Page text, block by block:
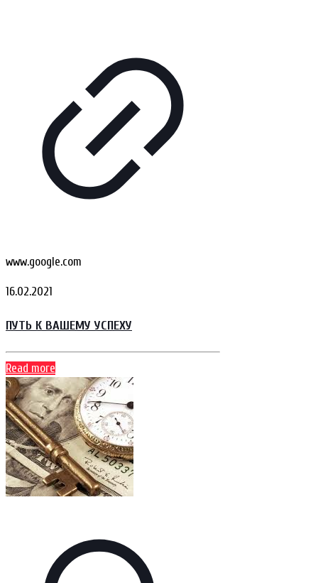
www.google.com
16.02.2021
ПУТЬ К ВАШЕМУ УСПЕХУ
Read more